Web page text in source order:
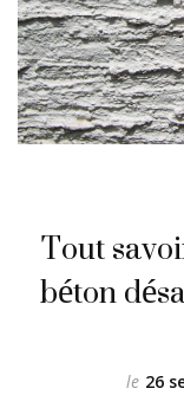
Tout
béton
le 26